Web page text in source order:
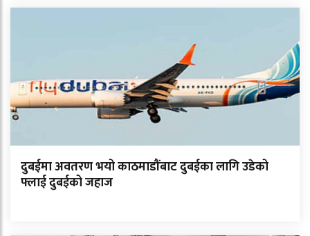
दुबईमा अवतरण भयो काठमाडौंबाट दुबईका लागि उडेको
फ्लाई दुबईको जहाज